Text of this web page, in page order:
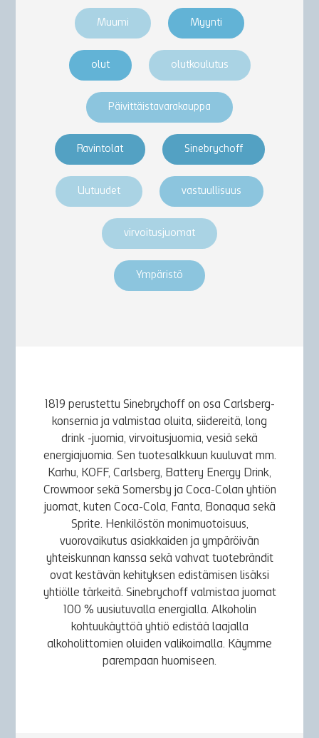
Muumi Myynti
olut olutkoulutus
Päivittäistavarakauppa
Ravintolat Sinebrychoff
Uutuudet vastuullisuus
virvoitusjuomat
Ympäristö
1819 perustettu Sinebrychoff on osa Carlsberg-
konsernia ja valmistaa oluita, siidereitä, long
drink -juomia, virvoitusjuomia, vesiä sekä
energiajuomia. Sen tuotesalkkuun kuuluvat mm.
Karhu, KOFF, Carlsberg, Battery Energy Drink,
Crowmoor sekä Somersby ja Coca-Colan yhtiön
juomat, kuten Coca-Cola, Fanta, Bonaqua sekä
Sprite. Henkilöstön monimuotoisuus,
vuorovaikutus asiakkaiden ja ympäröivän
yhteiskunnan kanssa sekä vahvat tuotebrändit
ovat kestävän kehityksen edistämisen lisäksi
yhtiölle tärkeitä. Sinebrychoff valmistaa juomat
100 % uusiutuvalla energialla. Alkoholin
kohtuukäyttöä yhtiö edistää laajalla
alkoholittomien oluiden valikoimalla. Käymme
parempaan huomiseen.